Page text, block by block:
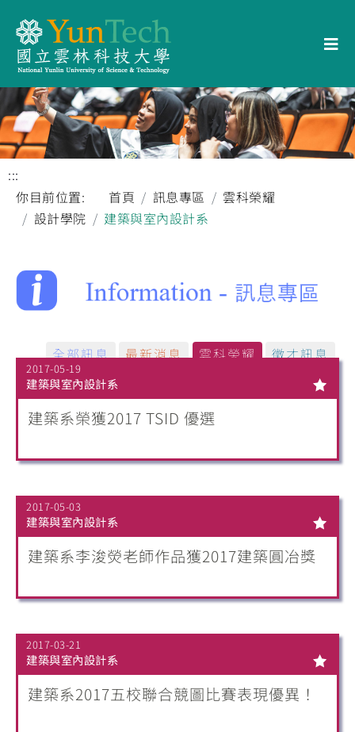
:::
你目前位置:
首頁 訊息專區
雲科榮耀
設計學院
建築與室內設計系
全部訊息 最新消息 雲科榮耀 徵才訊息
2017-05-19
建築與室內設計系
建築系榮獲2017 TSID 優選
2017-05-03
建築與室內設計系
建築系李浚熒老師作品獲2017建築圓冶獎
2017-03-21
建築與室內設計系
建築系2017五校聯合競圖比賽表現優異！